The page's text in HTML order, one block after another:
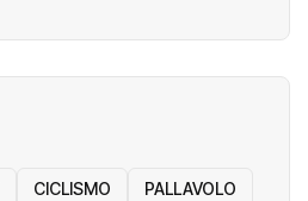
CICLISMO PALLAVOLO